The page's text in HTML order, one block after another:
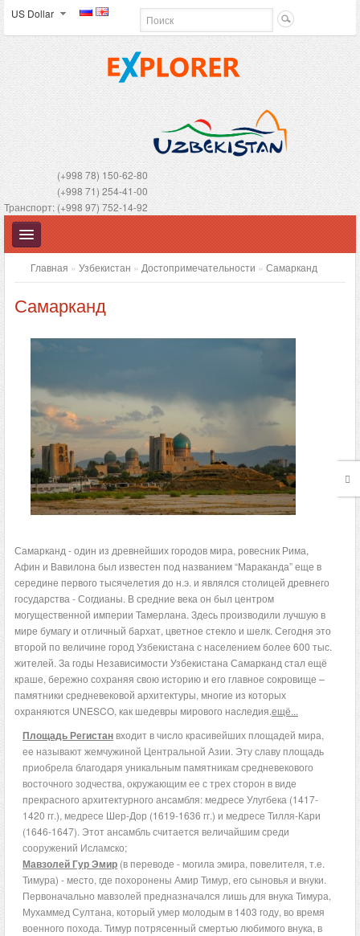
US Dollar
(+998 78) 150-62-80
(+998 71) 254-41-00
Транспорт: (+998 97) 752-14-92
Главная » Узбекистан » Достопримечательности » Самарканд
Самарканд
Самарканд - один из древнейших городов мира, ровесник Рима,
Афин и Вавилона был известен под названием “Мараканда” еще в
середине первого тысячелетия до н.э. и являлся столицей древнего
государства - Согдианы. В средние века он был центром
могущественной империи Тамерлана. Здесь производили лучшую в
мире бумагу и отличный бархат, цветное стекло и шелк. Сегодня это
второй по величине город Узбекистана с населением более 600 тыс.
жителей. За годы Независимости Узбекистана Самарканд стал ещё
краше, бережно сохраняя свою историю и его главное сокровище –
памятники средневековой архитектуры, многие из которых
охраняются UNESCO, как шедевры мирового наследия.ещё...
Площадь Регистан входит в число красивейших площадей мира,
ее называют жемчужиной Центральной Азии. Эту славу площадь
приобрела благодаря уникальным памятникам средневекового
восточного зодчества, окружающим ее с трех сторон в виде
прекрасного архитектурного ансамбля: медресе Улугбека (1417-
1420 гг.), медресе Шер-Дор (1619-1636 гг.) и медресе Тилля-Кари
(1646-1647). Этот ансамбль считается величайшим среди
сооружений Исламско;
Мавзолей Гур Эмир (в переводе - могила эмира, повелителя, т.е.
Тимура) - место, где похоронены Амир Тимур, его сыновья и внуки.
Первоначально мавзолей предназначался лишь для внука Тимура,
Мухаммед Султана, который умер молодым в 1403 году, во время
военного похода. Тимур потрясенный смертью любимого внука, в